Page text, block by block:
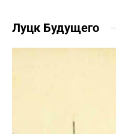
Луцк Будущего